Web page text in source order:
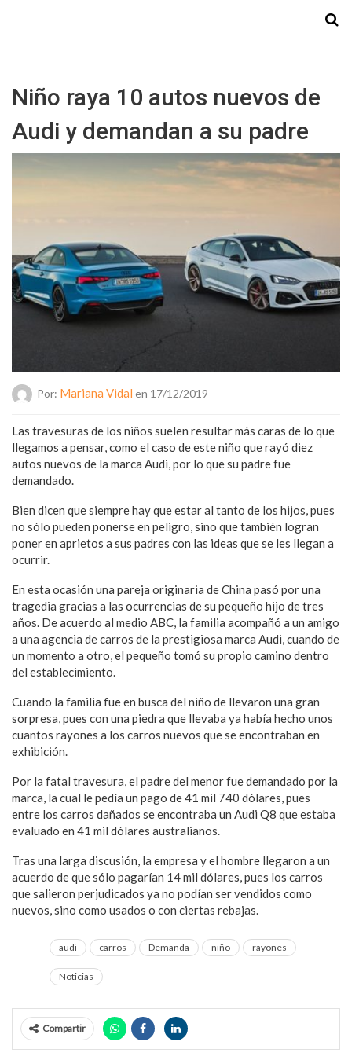
Niño raya 10 autos nuevos de
Audi y demandan a su padre
Por: Mariana Vidal en 17/12/2019
Las travesuras de los niños suelen resultar más caras de lo que
llegamos a pensar, como el caso de este niño que rayó diez
autos nuevos de la marca Audi, por lo que su padre fue
demandado.
Bien dicen que siempre hay que estar al tanto de los hijos, pues
no sólo pueden ponerse en peligro, sino que también logran
poner en aprietos a sus padres con las ideas que se les llegan a
ocurrir.
En esta ocasión una pareja originaria de China pasó por una
tragedia gracias a las ocurrencias de su pequeño hijo de tres
años. De acuerdo al medio ABC, la familia acompañó a un amigo
a una agencia de carros de la prestigiosa marca Audi, cuando de
un momento a otro, el pequeño tomó su propio camino dentro
del establecimiento.
Cuando la familia fue en busca del niño de llevaron una gran
sorpresa, pues con una piedra que llevaba ya había hecho unos
cuantos rayones a los carros nuevos que se encontraban en
exhibición.
Por la fatal travesura, el padre del menor fue demandado por la
marca, la cual le pedía un pago de 41 mil 740 dólares, pues
entre los carros dañados se encontraba un Audi Q8 que estaba
evaluado en 41 mil dólares australianos.
Tras una larga discusión, la empresa y el hombre llegaron a un
acuerdo de que sólo pagarían 14 mil dólares, pues los carros
que salieron perjudicados ya no podían ser vendidos como
nuevos, sino como usados o con ciertas rebajas.
audi carros Demanda niño rayones
Noticias
Compartir